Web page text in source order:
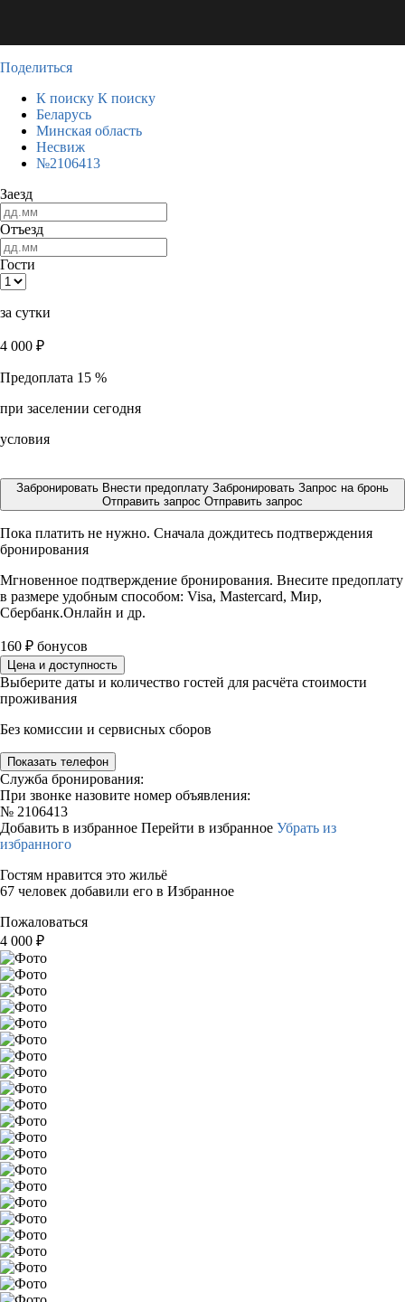
Поделиться
К поиску К поиску
Беларусь
Минская область
Несвиж
№2106413
Заезд
Отъезд
Гости
за сутки
4 000 ₽
Предоплата 15 %
при заселении сегодня
условия
Забронировать Внести предоплату Забронировать Запрос на бронь
Отправить запрос Отправить запрос
Пока платить не нужно. Сначала дождитесь подтверждения
бронирования
Мгновенное подтверждение бронирования. Внесите предоплату
в размере удобным способом: Visa, Mastercard, Мир,
Сбербанк.Онлайн и др.
160 ₽ бонусов
Цена и доступность
Выберите даты и количество гостей для расчёта стоимости
проживания
Без комиссии и сервисных сборов
Показать телефон
Служба бронирования:
При звонке назовите номер объявления:
№ 2106413
Добавить в избранное Перейти в избранное Убрать из
избранного
Гостям нравится это жильё
67 человек добавили его в Избранное
Пожаловаться
4 000 ₽